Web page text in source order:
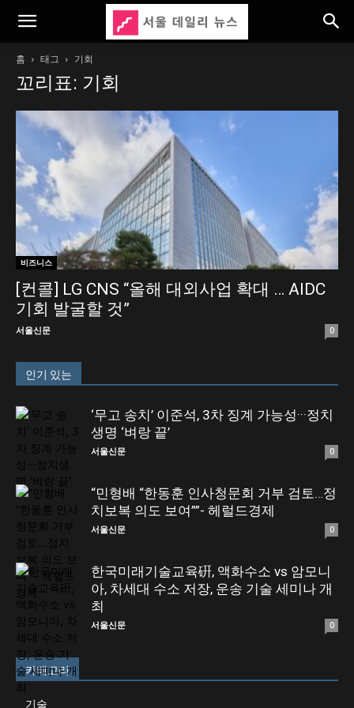
홈 태그 기회
꼬리표: 기회
비즈니스
[컨콜] LG CNS “올해 대외사업 확대 … AIDC
기회 발굴할 것”
서울신문 0
인기 있는
‘무고 송치’ 이준석, 3차 징계 가능성···정치
생명 ‘벼랑 끝’
서울신문 0
“민형배 “한동훈 인사청문회 거부 검토…정
치보복 의도 보여””- 헤럴드경제
서울신문 0
한국미래기술교육硏, 액화수소 vs 암모니
아, 차세대 수소 저장, 운송 기술 세미나 개
최
서울신문 0
카테고리
기술